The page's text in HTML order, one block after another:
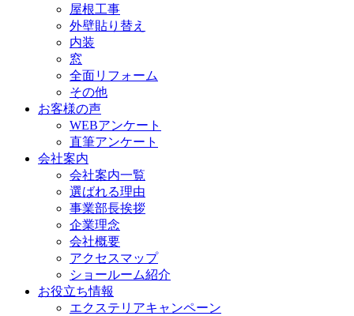
屋根工事
外壁貼り替え
内装
窓
全面リフォーム
その他
お客様の声
WEBアンケート
直筆アンケート
会社案内
会社案内一覧
選ばれる理由
事業部長挨拶
企業理念
会社概要
アクセスマップ
ショールーム紹介
お役立ち情報
エクステリアキャンペーン